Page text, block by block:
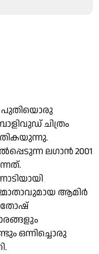
പുതിയൊരു
ചിത്രം
തികയുന്നു.
ലഗാന്‍ 2001
ആമിര്‍
ഒന്നിച്ചൊരു